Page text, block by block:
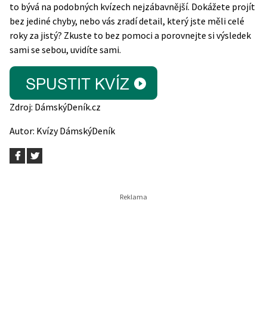
to bývá na podobných kvízech nejzábavnější. Dokážete projít
bez jediné chyby, nebo vás zradí detail, který jste měli celé
roky za jistý? Zkuste to bez pomoci a porovnejte si výsledek
sami se sebou, uvidíte sami.
Zdroj: DámskýDeník.cz
Autor: Kvízy DámskýDeník